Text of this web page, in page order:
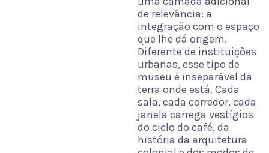
de relevância: a
integração com o espaço
que lhe dá origem.
Diferente de instituições
urbanas, esse tipo de
museu é inseparável da
terra onde está. Cada
sala, cada corredor, cada
janela carrega vestígios
do ciclo do café, da
história da arquitetura